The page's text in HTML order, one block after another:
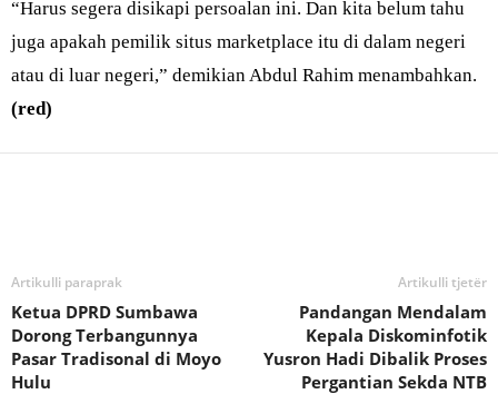
“Harus segera disikapi persoalan ini. Dan kita belum tahu
juga apakah pemilik situs marketplace itu di dalam negeri
atau di luar negeri,” demikian Abdul Rahim menambahkan.
(red)
Artikulli paraprak
Ketua DPRD Sumbawa
Dorong Terbangunnya
Pasar Tradisonal di Moyo
Hulu
Artikulli tjetër
Pandangan Mendalam
Kepala Diskominfotik
Yusron Hadi Dibalik Proses
Pergantian Sekda NTB